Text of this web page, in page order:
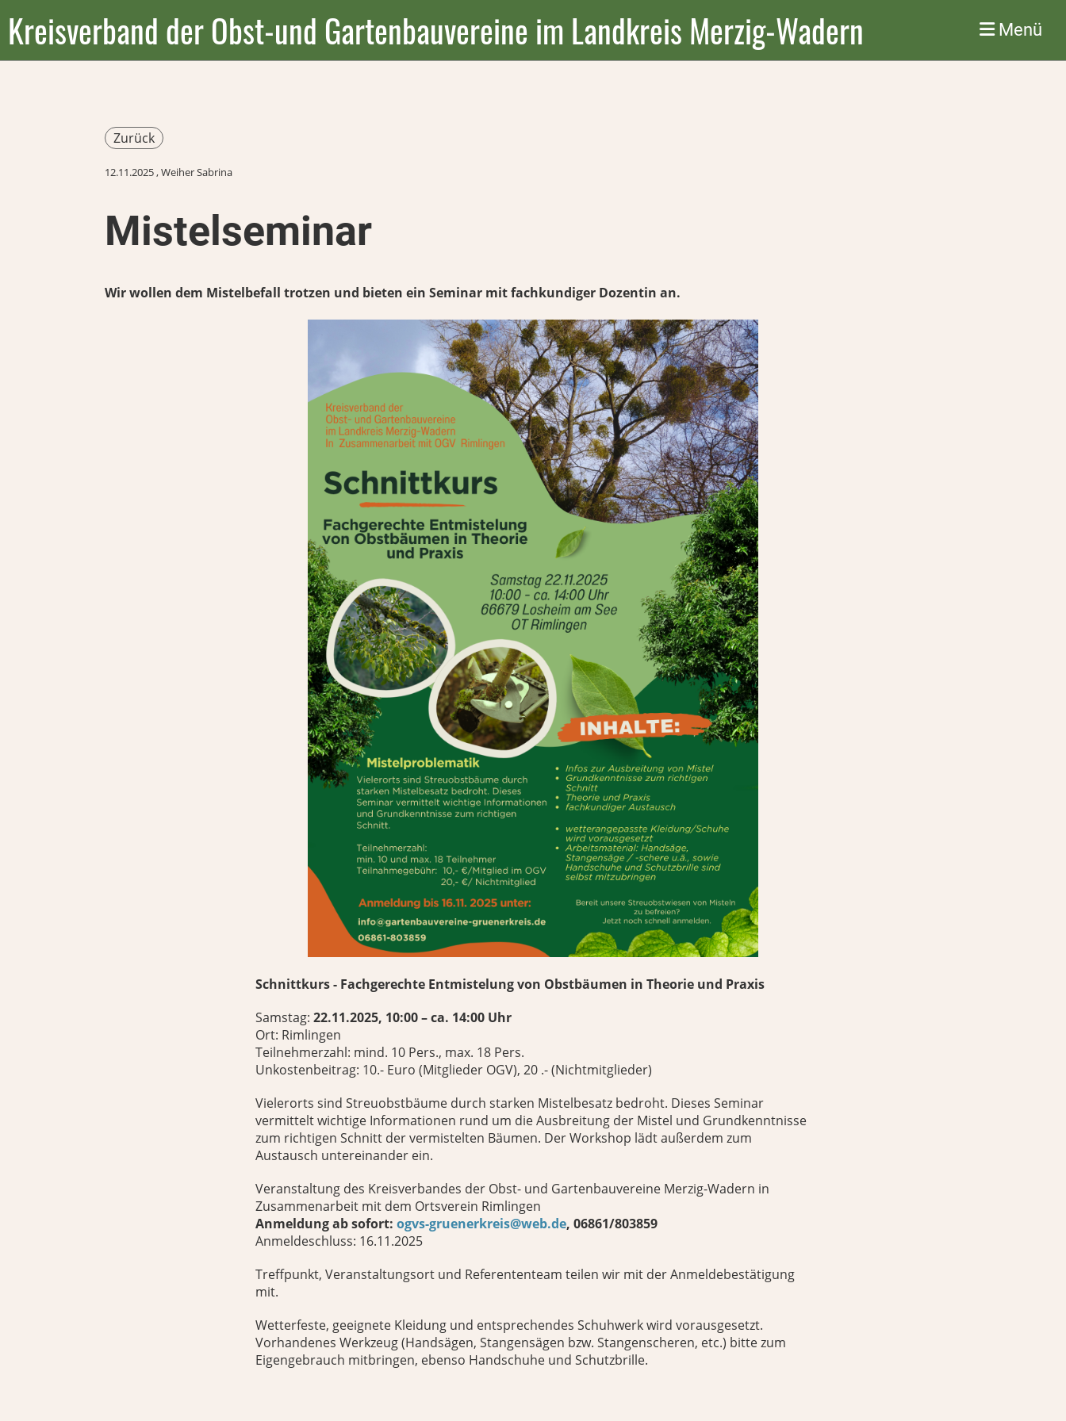
Kreisverband der Obst-und Gartenbauvereine im Landkreis Merzig-Wadern Menü
Zurück
12.11.2025, Weiher Sabrina
Mistelseminar
Wir wollen dem Mistelbefall trotzen und bieten ein Seminar mit fachkundiger Dozentin an.
Schnittkurs - Fachgerechte Entmistelung von Obstbäumen in Theorie und Praxis
Samstag: 22.11.2025, 10:00 – ca. 14:00 Uhr
Ort: Rimlingen
Teilnehmerzahl: mind. 10 Pers., max. 18 Pers.
Unkostenbeitrag: 10.- Euro (Mitglieder OGV), 20 .- (Nichtmitglieder)
Vielerorts sind Streuobstbäume durch starken Mistelbesatz bedroht. Dieses Seminar
vermittelt wichtige Informationen rund um die Ausbreitung der Mistel und Grundkenntnisse
zum richtigen Schnitt der vermistelten Bäumen. Der Workshop lädt außerdem zum
Austausch untereinander ein.
Veranstaltung des Kreisverbandes der Obst- und Gartenbauvereine Merzig-Wadern in
Zusammenarbeit mit dem Ortsverein Rimlingen
Anmeldung ab sofort: ogvs-gruenerkreis@web.de, 06861/803859
Anmeldeschluss: 16.11.2025
Treffpunkt, Veranstaltungsort und Referententeam teilen wir mit der Anmeldebestätigung
mit.
Wetterfeste, geeignete Kleidung und entsprechendes Schuhwerk wird vorausgesetzt.
Vorhandenes Werkzeug (Handsägen, Stangensägen bzw. Stangenscheren, etc.) bitte zum
Eigengebrauch mitbringen, ebenso Handschuhe und Schutzbrille.